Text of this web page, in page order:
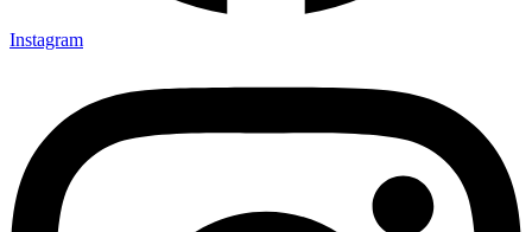
Instagram